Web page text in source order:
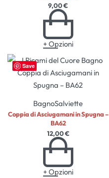
9,00€
+ Opzioni
Save
BagnoSalviette
Coppia di Asciugamani in Spugna –
BA62
12,00€
+ Opzioni